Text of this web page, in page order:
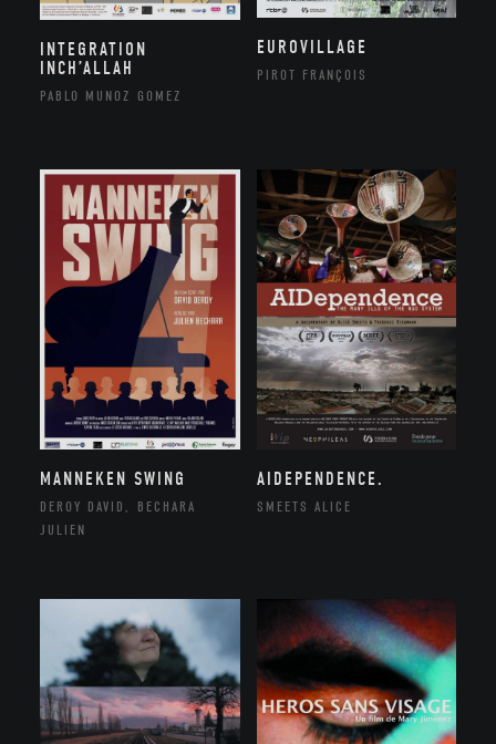
INTEGRATION
INCH’ALLAH
PABLO MUNOZ GOMEZ
EUROVILLAGE
PIROT FRANÇOIS
MANNEKEN SWING
DEROY DAVID, BECHARA
JULIEN
AIDEPENDENCE.
SMEETS ALICE